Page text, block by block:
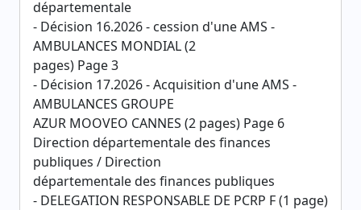
départementale
- Décision 16.2026 - cession d'une AMS -
AMBULANCES MONDIAL (2
pages) Page 3
- Décision 17.2026 - Acquisition d'une AMS -
AMBULANCES GROUPE
AZUR MOOVEO CANNES (2 pages) Page 6
Direction départementale des finances
publiques / Direction
départementale des finances publiques
- DELEGATION RESPONSABLE DE PCRP F (1 page)